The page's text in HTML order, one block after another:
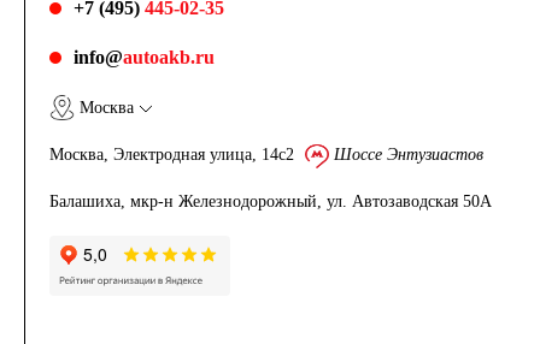
+7 (495) 445-02-35
info@autoakb.ru
Москва
Москва, Электродная улица, 14с2 Шоссе Энтузиастов
Балашиха, мкр-н Железнодорожный, ул. Автозаводская 50А